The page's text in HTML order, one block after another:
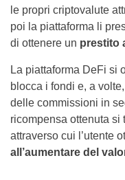
le propri criptovalute
poi la piattaforma li
di ottenere un prestito
La piattaforma DeFi si
blocca i fondi e, a
delle commissioni in
ricompensa ottenuta si
attraverso cui l’utente
all’aumentare del